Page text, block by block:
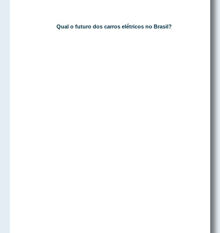
Qual o futuro dos carros elétricos no Brasil?